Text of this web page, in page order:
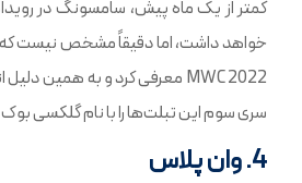
سری سوم این تبلت‌ها را با نام گلکسی بوک 3 در نمایشگاه Unpacked امسال معرفی کرد و حالا رسما پایان کار گلکسی نوت را اعلام کرده است.
4. وان پلاس